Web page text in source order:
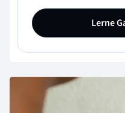
Lerne